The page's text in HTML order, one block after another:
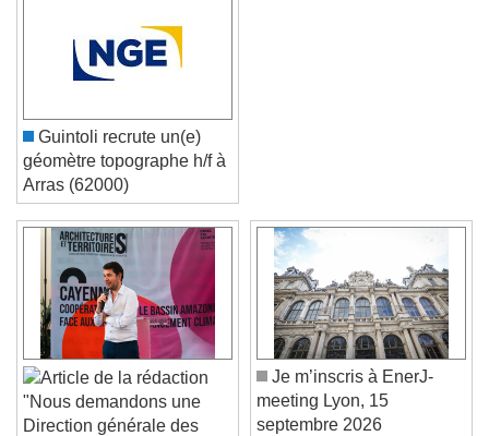
Video Player is loading.
Play Video
Play
Skip Backward
Skip Forward
Unmute
Current Time0:00
/
Guintoli recrute un(e)
géomètre topographe h/f à
Arras (62000)
"Nous demandons une
Je m’inscris à EnerJ-
meeting Lyon, 15